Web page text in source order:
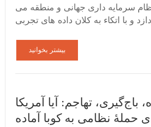
سرمایه داری جهانی و منطقه می
بیشتر بخوانید
باج‌گیری، تهاجم: آیا آمریکا
حملهٔ نظامی به کوبا آماده